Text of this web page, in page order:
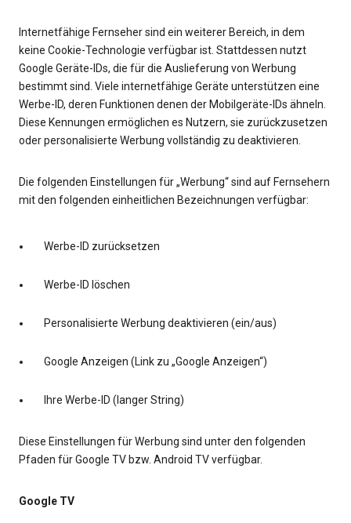
Internetfähige Fernseher sind ein weiterer Bereich, in dem
keine Cookie-Technologie verfügbar ist. Stattdessen nutzt
Google Geräte-IDs, die für die Auslieferung von Werbung
bestimmt sind. Viele internetfähige Geräte unterstützen eine
Werbe-ID, deren Funktionen denen der Mobilgeräte-IDs ähneln.
Diese Kennungen ermöglichen es Nutzern, sie zurückzusetzen
oder personalisierte Werbung vollständig zu deaktivieren.
Die folgenden Einstellungen für „Werbung“ sind auf Fernsehern
mit den folgenden einheitlichen Bezeichnungen verfügbar:
Werbe-ID zurücksetzen
Werbe-ID löschen
Personalisierte Werbung deaktivieren (ein/aus)
Google Anzeigen (Link zu „Google Anzeigen“)
Ihre Werbe-ID (langer String)
Diese Einstellungen für Werbung sind unter den folgenden
Pfaden für Google TV bzw. Android TV verfügbar.
Google TV